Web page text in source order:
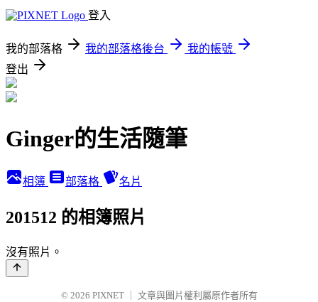
登入
我的部落格 我的部落格後台
我的帳號
登出
Ginger的生活隨筆
相簿 部落格 名片
201512 的相簿照片
沒有照片。
© 2026 PIXNET
文章與圖片權利屬原作者所有